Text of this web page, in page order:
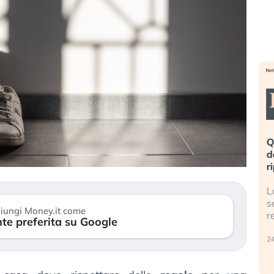
Money.it come
preferita su Google
Investitori
lo scoppio
Quando la finanza pesa più
dell’economia reale. L’America sta
ripetendo gli errori del 2008?
La ricchezza mondiale cresce, ma è
sempre più sganciata dall’economia
reale. (…)
24 luglio 2026